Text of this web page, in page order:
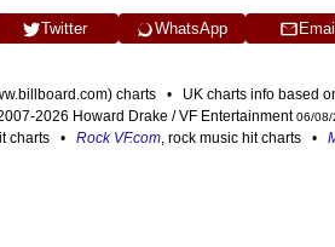
Twitter WhatsApp Email
charts • UK charts info based
2026 Howard Drake / VF Entertainment06/08/
charts • Rock VF.com, rock music hit charts •